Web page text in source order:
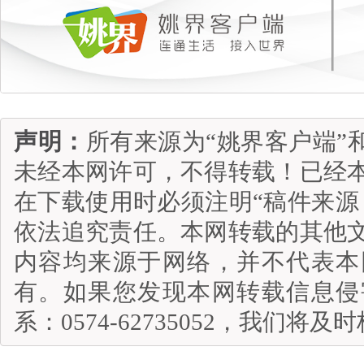
声明： 所有来源为“姚界客户端”
未经本网许可，不得转载！已经
在下载使用时必须注明“稿件来
依法追究责任。本网转载的其他
内容均来源于网络，并不代表
有。如果您发现本网转载信息
系：0574-62735052，我们将及